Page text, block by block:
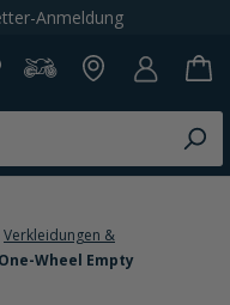
Anmeldung
Verkleidungen &
One-Wheel Empty